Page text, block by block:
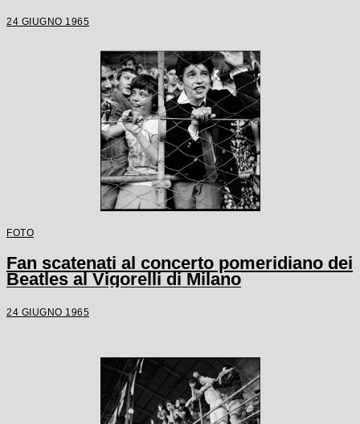
24 GIUGNO 1965
FOTO
Fan scatenati al concerto pomeridiano dei
Beatles al Vigorelli di Milano
24 GIUGNO 1965